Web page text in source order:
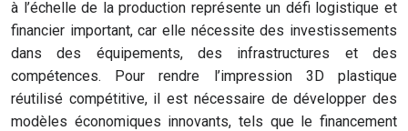
à l’échelle de la production représente un défi logistique et
financier important, car elle nécessite des investissements
dans des équipements, des infrastructures et des
compétences. Pour rendre l’impression 3D plastique
réutilisé compétitive, il est nécessaire de développer des
modèles économiques innovants, tels que le financement